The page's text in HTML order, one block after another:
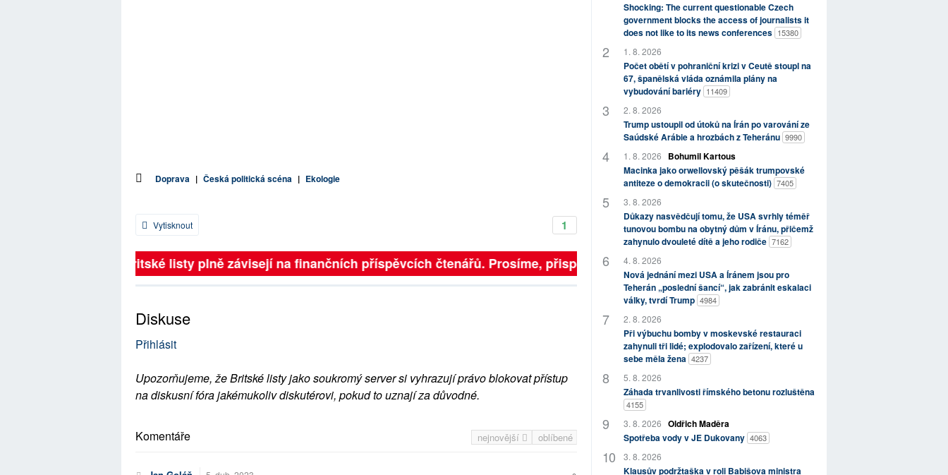
Doprava | Česká politická scéna | Ekologie
1
Vytisknout
Britské listy plně závisejí na finančních příspěvcích čtenářů. Prosíme, přispějte. ➥
Diskuse
Přihlásit
Upozorňujeme, že Britské listy jako soukromý server si vyhrazují právo blokovat přístup
na diskusní fóra jakémukoliv diskutérovi, pokud to uznají za důvodné.
nejnovější oblíbené
Komentáře
Shocking: The current questionable Czech
government blocks the access of journalists it
does not like to its news conferences 15380
1. 8. 2026
Počet obětí v pohraniční krizi v Ceutě stoupl na
67, španělská vláda oznámila plány na
vybudování bariéry 11409
2. 8. 2026
Trump ustoupil od útoků na Írán po varování ze
Saúdské Arábie a hrozbách z Teheránu 9990
1. 8. 2026
Bohumil Kartous
Macinka jako orwellovský pěšák trumpovské
antiteze o demokracii (o skutečnosti) 7405
3. 8. 2026
Důkazy nasvědčují tomu, že USA svrhly téměř
tunovou bombu na obytný dům v Íránu, přičemž
zahynulo dvouleté dítě a jeho rodiče 7162
4. 8. 2026
Nová jednání mezi USA a Íránem jsou pro
Teherán „poslední šancí“, jak zabránit eskalaci
války, tvrdí Trump 4984
2. 8. 2026
Při výbuchu bomby v moskevské restauraci
zahynuli tři lidé; explodovalo zařízení, které u
sebe měla žena 4237
5. 8. 2026
Záhada trvanlivosti římského betonu rozluštěna
4155
3. 8. 2026 Oldřich Maděra
Spotřeba vody v JE Dukovany 4063
3. 8. 2026
Klausův podržtaška v roli Babišova ministra